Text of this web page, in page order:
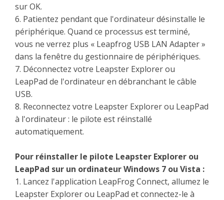
sur OK.
6. Patientez pendant que l'ordinateur désinstalle le
périphérique. Quand ce processus est terminé,
vous ne verrez plus « Leapfrog USB LAN Adapter »
dans la fenêtre du gestionnaire de périphériques.
7. Déconnectez votre Leapster Explorer ou
LeapPad de l'ordinateur en débranchant le câble
USB.
8. Reconnectez votre Leapster Explorer ou LeapPad
à l'ordinateur : le pilote est réinstallé
automatiquement.
Pour réinstaller le pilote Leapster Explorer ou
LeapPad sur un ordinateur Windows 7 ou Vista :
1. Lancez l'application LeapFrog Connect, allumez le
Leapster Explorer ou LeapPad et connectez-le à